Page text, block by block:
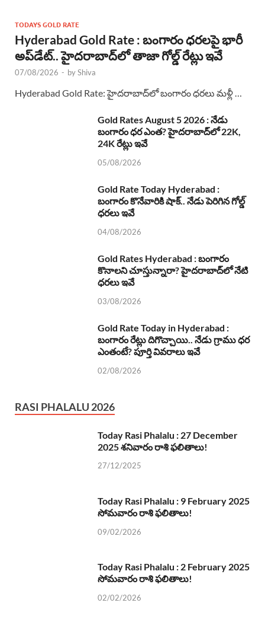
TODAYS GOLD RATE
Hyderabad Gold Rate : బంగారం ధరలపై భారీ
అప్‌డేట్.. హైదరాబాద్‌లో తాజా గోల్డ్ రేట్లు ఇవే
07/08/2026 - byShiva
Hyderabad Gold Rate: హైదరాబాద్‌లో బంగారం ధరలు మళ్లీ …
Gold Rates August 5 2026 : నేడు
బంగారం ధర ఎంత? హైదరాబాద్‌లో 22K,
24K రేట్లు ఇవే
05/08/2026
Gold Rate Today Hyderabad :
బంగారం కొనేవారికి షాక్.. నేడు పెరిగిన గోల్డ్
ధరలు ఇవే
04/08/2026
Gold Rates Hyderabad : బంగారం
కొనాలని చూస్తున్నారా? హైదరాబాద్‌లో నేటి
ధరలు ఇవే
03/08/2026
Gold Rate Today in Hyderabad :
బంగారం రేట్లు దిగొచ్చాయి.. నేడు గ్రాము ధర
ఎంతంటే? పూర్తి వివరాలు ఇవే
02/08/2026
RASI PHALALU 2026
Today Rasi Phalalu : 27 December
2025 శనివారం రాశి ఫలితాలు!
27/12/2025
Today Rasi Phalalu : 9 February 2025
సోమవారం రాశి ఫలితాలు!
09/02/2026
Today Rasi Phalalu : 2 February 2025
సోమవారం రాశి ఫలితాలు!
02/02/2026